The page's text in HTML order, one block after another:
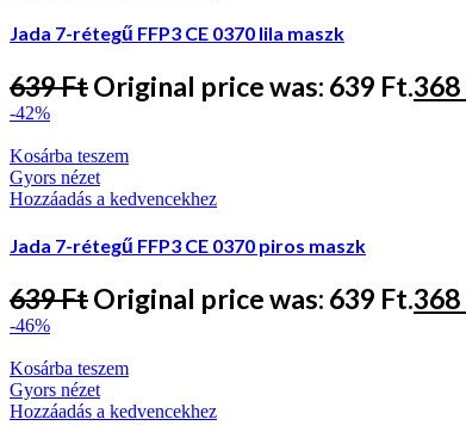
Jada 7-rétegű FFP3 CE 0370 lila maszk
639FtOriginal price was: 639 Ft.368
-42%
Kosárba teszem
Gyors nézet
Hozzáadás a kedvencekhez
Jada 7-rétegű FFP3 CE 0370 piros maszk
639FtOriginal price was: 639 Ft.368
-46%
Kosárba teszem
Gyors nézet
Hozzáadás a kedvencekhez